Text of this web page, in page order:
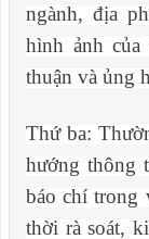
ngành, địa
hình ảnh của
thuận và ủng
Thứ ba:
hướng thông
báo chí trong
thời rà soát,